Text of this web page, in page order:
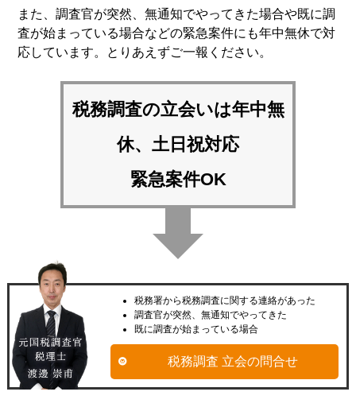
また、調査官が突然、無通知でやってきた場合や既に調
査が始まっている場合などの緊急案件にも年中無休で対
応しています。とりあえずご一報ください。
税務調査の立会いは年中無
休、土日祝対応
緊急案件OK
税務署から税務調査に関する連絡があった
調査官が突然、無通知でやってきた
既に調査が始まっている場合
税務調査 立会の問合せ